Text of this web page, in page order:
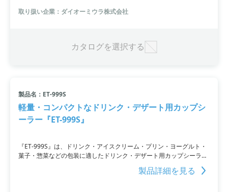
取り扱い企業：ダイオーミウラ株式会社
カタログを選択する
製品名：ET-999S
軽量・コンパクトなドリンク・デザート用カップシ
ーラー『ET-999S』
『ET-999S』は、ドリンク・アイスクリーム・プリン・ヨーグルト・
菓子・惣菜などの包装に適したドリンク・デザート用カップシーラー
です。その重量はわずか20kgと軽量。持ち運びに便利な仕様となって
います。また、シール/トリミング/巻取り/容器排出/絵合せなど全ての
製品詳細を見る